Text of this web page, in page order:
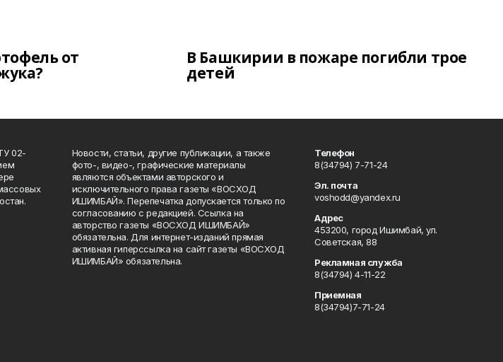
от В Башкирии в пожаре погибли трое
детей
02-
Новости, статьи, другие публикации, а также
фото-, видео-, графические материалы
являются объектами авторского и
исключительного права газеты «ВОСХОД
ИШИМБАЙ». Перепечатка допускается только по
согласованию с редакцией. Ссылка на
авторство газеты «ВОСХОД ИШИМБАЙ»
обязательна. Для интернет-изданий прямая
активная гиперссылка на сайт газеты «ВОСХОД
ИШИМБАЙ» обязательна.
Телефон
8(34794) 7-71-24
Эл. почта
voshodd@yandex.ru
Адрес
453200, город Ишимбай, ул.
Советская, 88
Рекламная служба
8(34794) 4-11-22
Приемная
8(34794)7-71-24